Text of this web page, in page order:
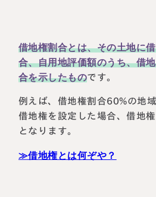
借地権割合とは、その土地に
合、自用地評価額のうち、借
合を示したものです。
例えば、借地権割合60%の地
借地権を設定した場合、借地
となります。
≫借地権とは何ぞや？